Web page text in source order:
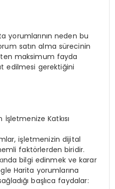
yorumlarının neden bu
satın alma sürecinin
maksimum fayda
edilmesi gerektiğini
İşletmenize Katkısı
işletmenizin dijital
faktörlerden biridir.
bilgi edinmek ve karar
Harita yorumlarına
başlıca faydalar: